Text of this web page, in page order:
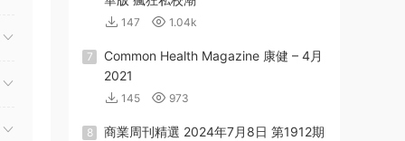
147 1.04k
7
Common Health Magazine 康健 – 4月
2021
145 973
8 商業周刊精選 2024年7月8日 第1912期